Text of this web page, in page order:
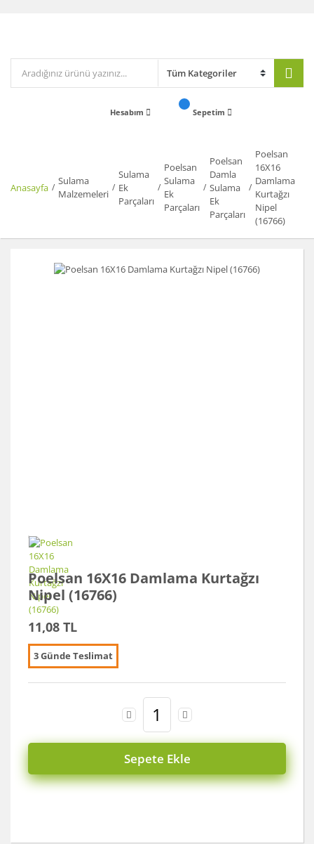
Hesabım Sepetim
Anasayfa
Sulama
Malzemeleri
Sulama
Ek
Parçaları
Poelsan
Sulama
Ek
Parçaları
Poelsan
Damla
Sulama
Ek
Parçaları
Poelsan
16X16
Damlama
Kurtağzı
Nipel
(16766)
Poelsan 16X16 Damlama Kurtağzı
Nipel (16766)
11,08 TL
3 Günde Teslimat
Sepete Ekle